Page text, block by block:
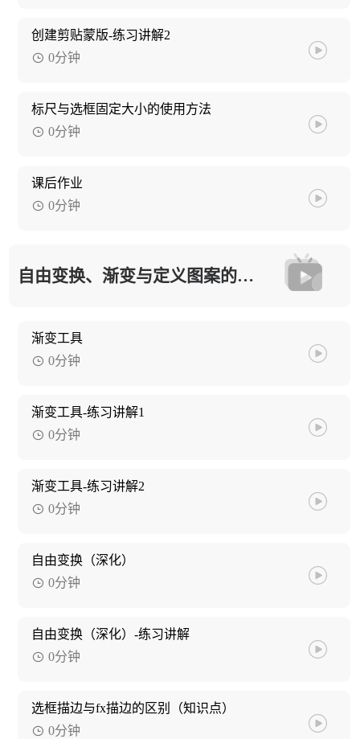
创建剪贴蒙版-练习讲解2
0分钟
标尺与选框固定大小的使用方法
0分钟
课后作业
0分钟
自由变换、渐变与定义图案的应用
渐变工具
0分钟
渐变工具-练习讲解1
0分钟
渐变工具-练习讲解2
0分钟
自由变换（深化）
0分钟
自由变换（深化）-练习讲解
0分钟
选框描边与fx描边的区别（知识点）
0分钟